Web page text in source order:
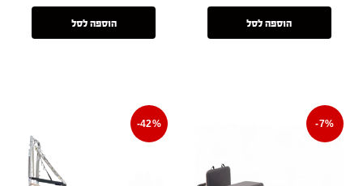
הוספה לסל הוספה לסל
-7%
-42%